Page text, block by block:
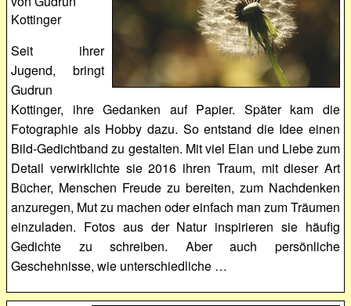
Kottinger
Seit ihrer
Jugend, bringt
Gudrun
Kottinger, ihre Gedanken auf Papier. Später kam die
Fotographie als Hobby dazu. So entstand die Idee einen
Bild-Gedichtband zu gestalten. Mit viel Elan und Liebe zum
Detail verwirklichte sie 2016 ihren Traum, mit dieser Art
Bücher, Menschen Freude zu bereiten, zum Nachdenken
anzuregen, Mut zu machen oder einfach man zum Träumen
einzuladen. Fotos aus der Natur inspirieren sie häufig
Gedichte zu schreiben. Aber auch persönliche
Geschehnisse, wie unterschiedliche …